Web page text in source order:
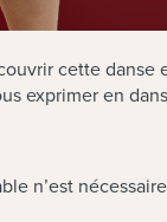
cette
exprimer en
n’est